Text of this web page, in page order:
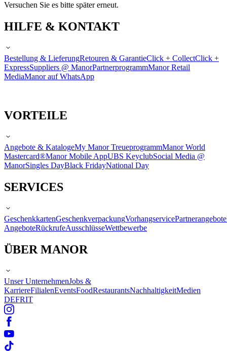
Versuchen Sie es bitte später erneut.
HILFE & KONTAKT
Bestellung & LieferungRetouren & GarantieClick + CollectClick +
ExpressSuppliers @ ManorPartnerprogrammManor Retail
MediaManor auf WhatsApp
VORTEILE
Angebote & KatalogeMy Manor TreueprogrammManor World
Mastercard®Manor Mobile AppUBS KeyclubSocial Media @
ManorSingles DayBlack FridayNational Day
SERVICES
GeschenkkartenGeschenkverpackungVorhangservicePartnerangebote
AngeboteRückrufeAusschlüsseWettbewerbe
ÜBER MANOR
Unser UnternehmenJobs &
KarriereFilialenEventsFoodRestaurantsNachhaltigkeitMedien
DEFRIT